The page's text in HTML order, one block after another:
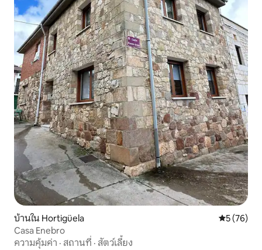
บ้านใน Hortigüela คะแนนเฉลี่
5 (76)
Casa Enebro
ความคุ้มค่า · สถานที่ · สัตว์เลี้ยง